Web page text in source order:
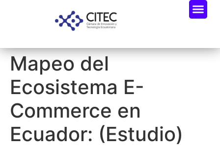
Mapeo del
Ecosistema E-
Commerce en
Ecuador: (Estudio)